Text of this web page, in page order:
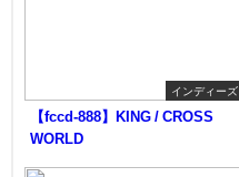
インディーズ
【fccd-888】KING / CROSS
WORLD